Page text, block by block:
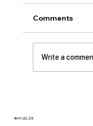
• 서대석 목
이스라엘
부탁 드립니
평신도 세
일부터 27
Comments
Write a
새누리 선교 교회